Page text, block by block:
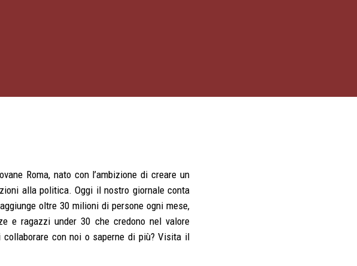
Roma, nato con l’ambizione di creare un
alla politica. Oggi il nostro giornale conta
oltre 30 milioni di persone ogni mese,
e ragazzi under 30 che credono nel valore
collaborare con noi o saperne di più? Visita il